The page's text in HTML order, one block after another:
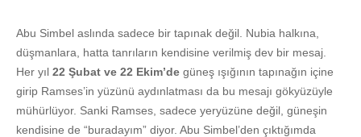
Abu Simbel aslında sadece bir tapınak değil. Nubia halkına,
düşmanlara, hatta tanrıların kendisine verilmiş dev bir mesaj.
Her yıl 22 Şubat ve 22 Ekim’de güneş ışığının tapınağın içine
girip Ramses’in yüzünü aydınlatması da bu mesajı gökyüzüyle
mühürlüyor. Sanki Ramses, sadece yeryüzüne değil, güneşin
kendisine de “buradayım” diyor. Abu Simbel’den çıktığımda